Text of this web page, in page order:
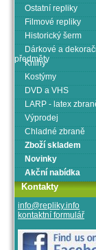
Ostatní repliky
Filmové repliky
Historický šerm
Dárkové a
předměty
Knihy
Kostýmy
DVD a VHS
LARP - latex
Výprodej
Chladné zbraně
Zboží skladem
Novinky
Akční nabídka
Kontakty
info@repliky.info
kontaktní formulář